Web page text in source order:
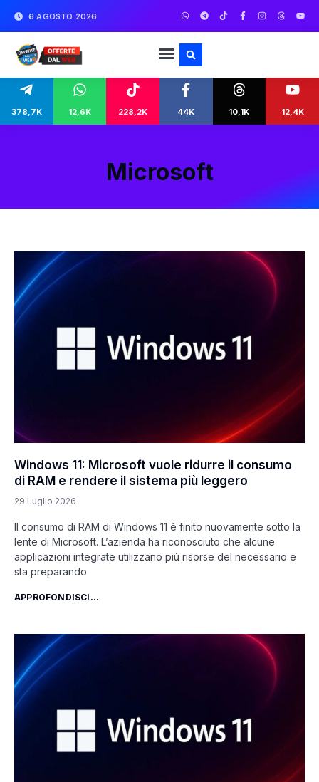
6 AGOSTO 2026
378,7K 12,6K 228,2K 44K 10,1K 12,4K
Microsoft
Windows 11: Microsoft vuole ridurre il consumo
di RAM e rendere il sistema più leggero
29 Luglio 2026
Il consumo di RAM di Windows 11 è finito nuovamente sotto la
lente di Microsoft. L’azienda ha riconosciuto che alcune
applicazioni integrate utilizzano più risorse del necessario e
sta preparando
APPROFONDISCI...